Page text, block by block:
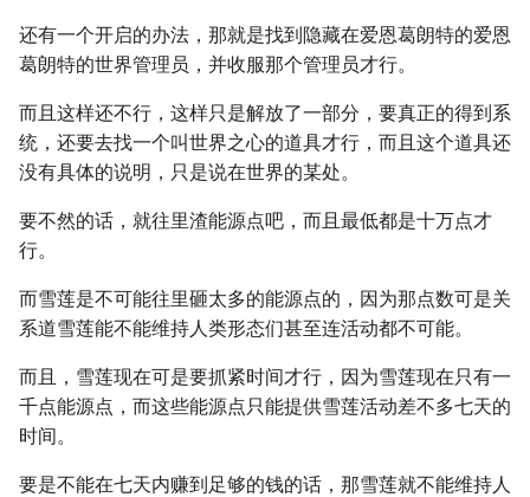
还有一个开启的办法，那就是找到隐藏在爱恩葛朗特的爱恩
葛朗特的世界管理员，并收服那个管理员才行。
而且这样还不行，这样只是解放了一部分，要真正的得到系
统，还要去找一个叫世界之心的道具才行，而且这个道具还
没有具体的说明，只是说在世界的某处。
要不然的话，就往里渣能源点吧，而且最低都是十万点才
行。
而雪莲是不可能往里砸太多的能源点的，因为那点数可是关
系道雪莲能不能维持人类形态们甚至连活动都不可能。
而且，雪莲现在可是要抓紧时间才行，因为雪莲现在只有一
千点能源点，而这些能源点只能提供雪莲活动差不多七天的
时间。
要是不能在七天内赚到足够的钱的话，那雪莲就不能维持人